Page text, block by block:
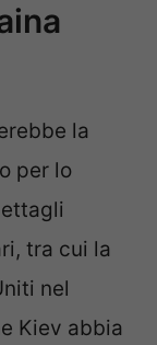
la
per lo
tra cui la
nel
Kiev abbia